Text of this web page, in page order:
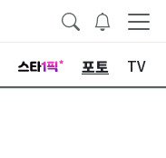
포토 TV